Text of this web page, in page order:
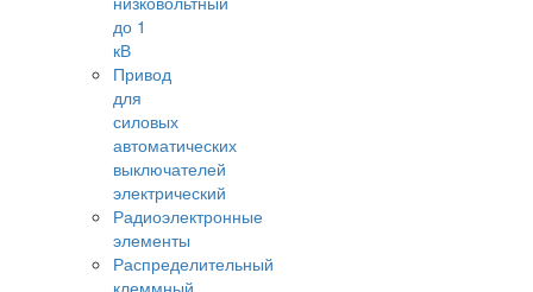
до 1
кВ
Привод
для
силовых
автоматических
выключателей
электрический
Радиоэлектронные
элементы
Распределительный